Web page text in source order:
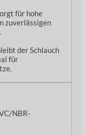
für hohe
zuverlässigen
der Schlauch
für
NBR-